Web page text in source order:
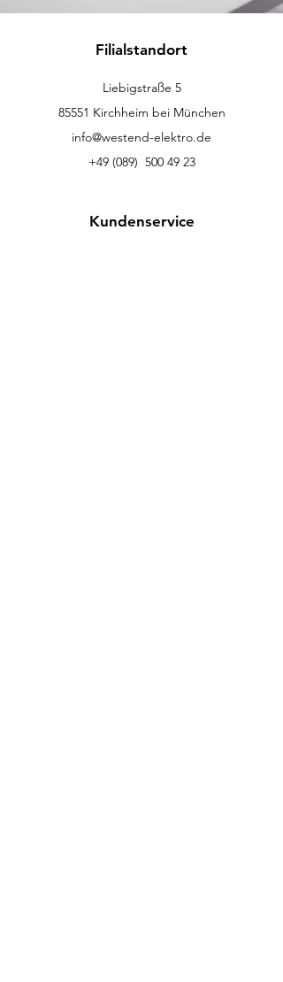
Filialstandort
Liebigstraße 5
85551 Kirchheim bei München
info@westend-elektro.de
+49 (089) 500 49 23
Kundenservice